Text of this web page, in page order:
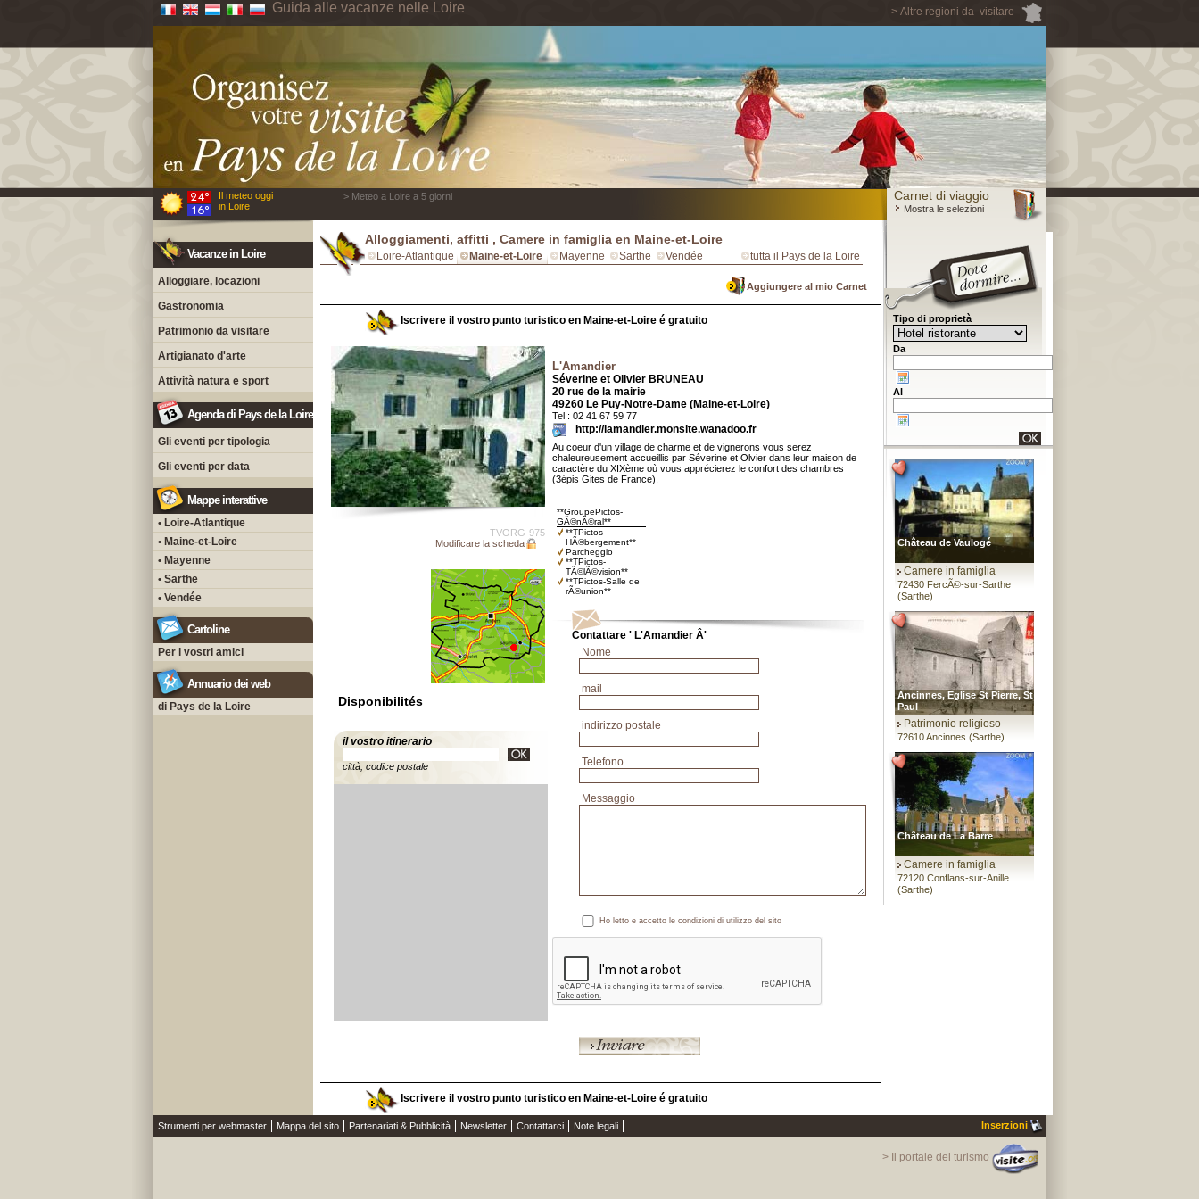
> Altre regioni da visitare
Guida alle vacanze nelle Loire
Il meteo oggi
in Loire
> Meteo a Loire a 5 giorni Carnet di viaggio
Mostra le selezioni
Vacanze in Loire
Alloggiare, locazioni
Gastronomia
Patrimonio da visitare
Artigianato d'arte
Attività natura e sport
Agenda di Pays de la Loire
Gli eventi per tipologia
Gli eventi per data
Mappe interattive
• Loire-Atlantique
• Maine-et-Loire
• Mayenne
• Sarthe
• Vendée
Cartoline
Per i vostri amici
Annuario dei web
di Pays de la Loire
Alloggiamenti, affitti , Camere in famiglia en Maine-et-Loire
Loire-Atlantique Maine-et-Loire Mayenne Sarthe Vendée tutta il Pays de la Loire
Aggiungere al mio Carnet
Iscrivere il vostro punto turistico en Maine-et-Loire é gratuito
TVORG-975
Modificare la scheda
Disponibilités
il vostro itinerario
città, codice postale
L'Amandier
Séverine et Olivier BRUNEAU
20 rue de la mairie
49260 Le Puy-Notre-Dame (Maine-et-Loire)
Tel : 02 41 67 59 77
http://lamandier.monsite.wanadoo.fr
Au coeur d'un village de charme et de vignerons vous serez
chaleureusement accueillis par Séverine et Olvier dans leur maison de
caractère du XIXème où vous apprécierez le confort des chambres
(3épis Gites de France).
**GroupePictos-
GÃ©nÃ©ral**
**TPictos-
HÃ©bergement**
Parcheggio
**TPictos-
TÃ©lÃ©vision**
**TPictos-Salle de
rÃ©union**
Contattare ' L'Amandier Â'
Nome
mail
indirizzo postale
Telefono
Messaggio
Ho letto e accetto le condizioni di utilizzo del sito
Iscrivere il vostro punto turistico en Maine-et-Loire é gratuito
Tipo di proprietà
Da
Al
Château de Vaulogé
Camere in famiglia
72430 FercÃ©-sur-Sarthe
(Sarthe)
Ancinnes, Eglise St Pierre, St
Paul
Patrimonio religioso
72610 Ancinnes (Sarthe)
Château de La Barre
Camere in famiglia
72120 Conflans-sur-Anille
(Sarthe)
Strumenti per webmaster Mappa del sito Partenariati & Pubblicità Newsletter Contattarci Note legali Inserzioni
> Il portale del turismo